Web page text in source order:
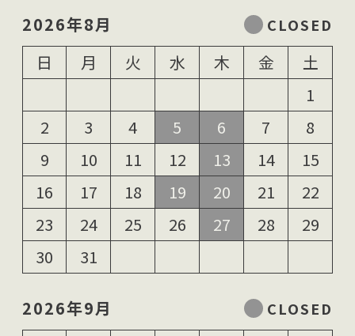
2026年8月
日
月 火 水 木 金
土
1
2
3 4 5 6 7
8
9
10 11 12 13 14
15
16
17 18 19 20 21
22
23
24 25 26 27 28
29
30
31
2026年9月